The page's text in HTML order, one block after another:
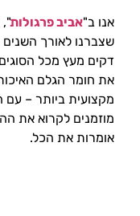
אנו ב"אביב פרגולות",
שצברנו לאורך
דקים מעץ מכל
את חומר הגלם
מקצועית ביותר – עם
מוזמנים לקרוא את
אומרות את הכל.